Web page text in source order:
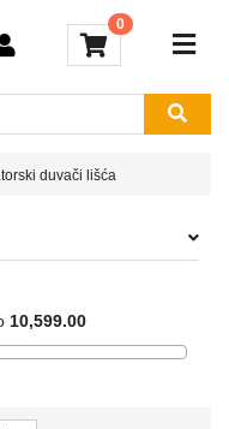
0
duvači lišća
10,599.00